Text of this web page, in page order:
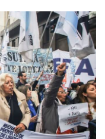
nueva etapa en el
el orgullo de que el
Ver en X